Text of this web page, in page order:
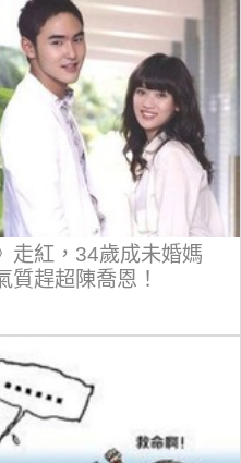
走紅，34歲成未婚媽
質趕超陳喬恩！